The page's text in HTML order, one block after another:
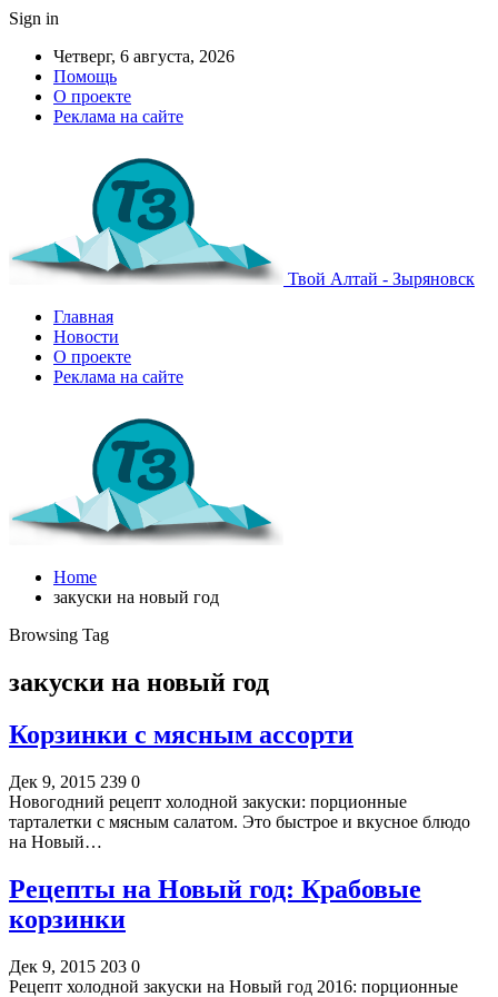
Sign in
Четверг, 6 августа, 2026
Помощь
О проекте
Реклама на сайте
Твой Алтай - Зыряновск
Главная
Новости
О проекте
Реклама на сайте
Home
закуски на новый год
Browsing Tag
закуски на новый год
Корзинки с мясным ассорти
Дек 9, 2015 239 0
Новогодний рецепт холодной закуски: порционные
тарталетки с мясным салатом. Это быстрое и вкусное блюдо
на Новый…
Рецепты на Новый год: Крабовые
корзинки
Дек 9, 2015 203 0
Рецепт холодной закуски на Новый год 2016: порционные